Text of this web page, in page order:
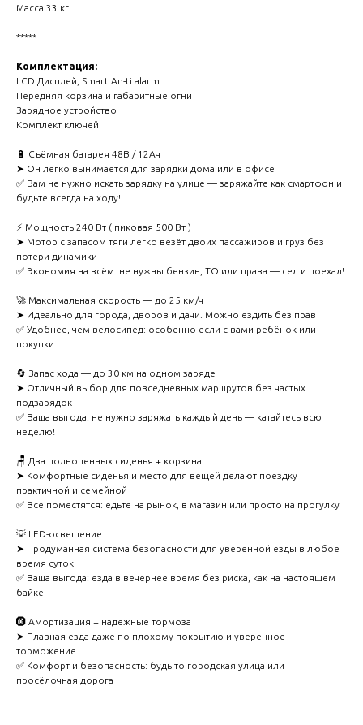
Масса 33 кг
*****
Комплектация:
LCD Дисплей, Smart An-ti alarm
Передняя корзина и габаритные огни
Зарядное устройство
Комплект ключей
🔋 Съёмная батарея 48В / 12Ач
➤ Он легко вынимается для зарядки дома или в офисе
✅ Вам не нужно искать зарядку на улице — заряжайте как смартфон и
будьте всегда на ходу!
⚡️ Мощность 240 Вт ( пиковая 500 Вт )
➤ Мотор с запасом тяги легко везёт двоих пассажиров и груз без
потери динамики
✅ Экономия на всём: не нужны бензин, ТО или права — сел и поехал!
🚀 Максимальная скорость — до 25 км/ч
➤ Идеально для города, дворов и дачи. Можно ездить без прав
✅ Удобнее, чем велосипед: особенно если с вами ребёнок или
покупки
🔄 Запас хода — до 30 км на одном заряде
➤ Отличный выбор для повседневных маршрутов без частых
подзарядок
✅ Ваша выгода: не нужно заряжать каждый день — катайтесь всю
неделю!
🪑 Два полноценных сиденья + корзина
➤ Комфортные сиденья и место для вещей делают поездку
практичной и семейной
✅ Все поместятся: едьте на рынок, в магазин или просто на прогулку
💡 LED-освещение
➤ Продуманная система безопасности для уверенной езды в любое
время суток
✅ Ваша выгода: езда в вечернее время без риска, как на настоящем
байке
🛞 Амортизация + надёжные тормоза
➤ Плавная езда даже по плохому покрытию и уверенное
торможение
✅ Комфорт и безопасность: будь то городская улица или
просёлочная дорога